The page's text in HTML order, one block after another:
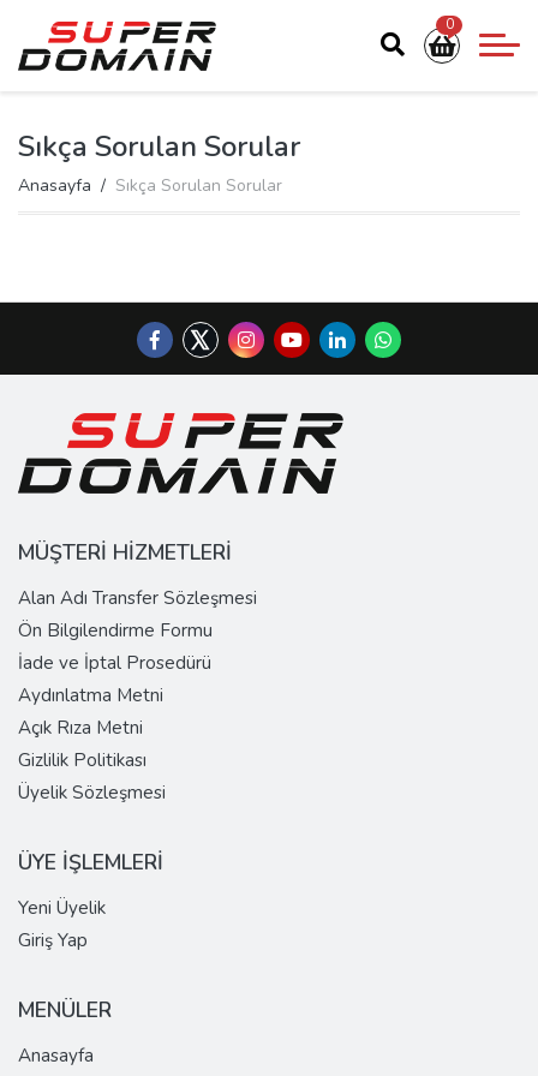
0
Sıkça Sorulan Sorular
Anasayfa Sıkça Sorulan Sorular
MÜŞTERİ HİZMETLERİ
Alan Adı Transfer Sözleşmesi
Ön Bilgilendirme Formu
İade ve İptal Prosedürü
Aydınlatma Metni
Açık Rıza Metni
Gizlilik Politikası
Üyelik Sözleşmesi
ÜYE İŞLEMLERİ
Yeni Üyelik
Giriş Yap
MENÜLER
Anasayfa